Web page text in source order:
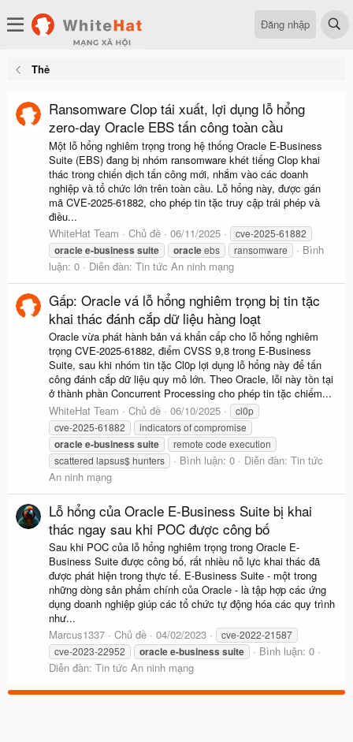
Đăng nhập
Thẻ
Ransomware Clop tái xuất, lợi dụng lỗ hổng
zero-day Oracle EBS tấn công toàn cầu
Một lỗ hổng nghiêm trọng trong hệ thống Oracle E-Business
Suite (EBS) đang bị nhóm ransomware khét tiếng Clop khai
thác trong chiến dịch tấn công mới, nhắm vào các doanh
nghiệp và tổ chức lớn trên toàn cầu. Lỗ hổng này, được gán
mã CVE-2025-61882, cho phép tin tặc truy cập trái phép và
điều...
WhiteHat Team
Chủ đề 06/11/2025 cve-2025-61882
oraclee-business suite oracleebs ransomware
Bình
luận: 0
Diễn đàn: Tin tức An ninh mạng
Gấp: Oracle vá lỗ hổng nghiêm trọng bị tin tặc
khai thác đánh cắp dữ liệu hàng loạt
Oracle vừa phát hành bản vá khẩn cấp cho lỗ hổng nghiêm
trọng CVE-2025-61882, điểm CVSS 9,8 trong E-Business
Suite, sau khi nhóm tin tặc Cl0p lợi dụng lỗ hổng này để tấn
công đánh cắp dữ liệu quy mô lớn. Theo Oracle, lỗi này tồn tại
ở thành phần Concurrent Processing cho phép tin tặc chiếm...
WhiteHat Team
Chủ đề 06/10/2025
cl0p
cve-2025-61882
indicators of compromise
oraclee-business suite
remote code execution
scattered lapsus$ hunters
Bình luận: 0 Diễn đàn: Tin tức
An ninh mạng
Lỗ hổng của Oracle E-Business Suite bị khai
thác ngay sau khi POC được công bố
Sau khi POC của lỗ hổng nghiêm trọng trong Oracle E-
Business Suite được công bố, rất nhiều nỗ lực khai thác đã
được phát hiện trong thực tế. E-Business Suite - một trong
những dòng sản phẩm chính của Oracle - là tập hợp các ứng
dụng doanh nghiệp giúp các tổ chức tự động hóa các quy trình
như...
Marcus1337
Chủ đề 04/02/2023
cve-2022-21587
cve-2023-22952
oraclee-business suite
Bình luận: 0
Diễn đàn: Tin tức An ninh mạng